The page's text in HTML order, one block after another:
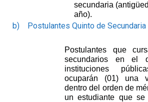
secundaria
año).
b) Postulantes Quinto de Secundaria
Postulantes que
secundarios en el
instituciones
ocuparán (01) una
dentro del orden de
un estudiante que se